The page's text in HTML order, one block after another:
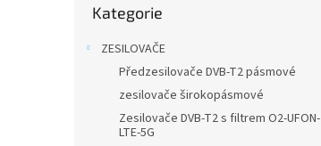
kategorie
Kategorie
ZESILOVAČE
Předzesilovače DVB-T2 pásmové
zesilovače širokopásmové
Zesilovače DVB-T2 s filtrem O2-UFON-
LTE-5G